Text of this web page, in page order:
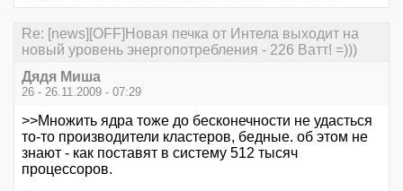
Re: [news][OFF]Новая печка от Интела выходит на
новый уровень энергопотребления - 226 Ватт! =)))
Дядя Миша
26 - 26.11.2009 - 07:29
>>Множить ядра тоже до бесконечности не удасться
то-то производители кластеров, бедные. об этом не
знают - как поставят в систему 512 тысяч
процессоров.